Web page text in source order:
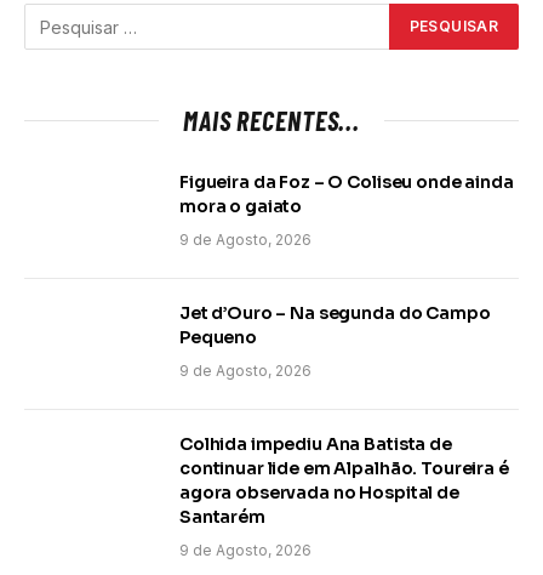
MAIS RECENTES...
Figueira da Foz – O Coliseu onde ainda
mora o gaiato
9 de Agosto, 2026
Jet d’Ouro – Na segunda do Campo
Pequeno
9 de Agosto, 2026
Colhida impediu Ana Batista de
continuar lide em Alpalhão. Toureira é
agora observada no Hospital de
Santarém
9 de Agosto, 2026